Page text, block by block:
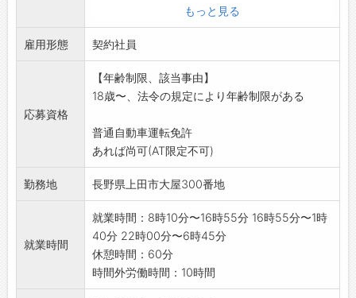
・顕微鏡を用いた製品の外観検査
※微細な製品のため、手先の器用さと視力(眼鏡
可)が求められる
業務です。
【通信ケーブル、ヒータ線】
・機械を操作・監視してのケーブルの被膜形
・測定器を用いた製品の検査
※重量物(ケーブル製品)の運搬の可能性がある業
務です。
【業務の変更範囲】
もっと見る
雇用形態 契約社員
応募資格
【年齢制限、該当事由】
18歳〜、法令の規定により年齢制限がある
普通自動車運転免許
あれば尚可(AT限定不可)
勤務地 長野県上田市大屋300番地
就業時間
就業時間：8時10分〜16時55分 16時55分〜1時
40分 22時00分〜6時45分
休憩時間：60分
時間外労働時間：10時間